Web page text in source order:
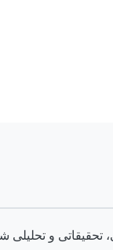
تحقیقاتی و